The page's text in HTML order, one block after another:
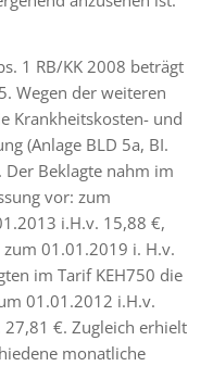
1 RB/KK 2008 beträgt
Wegen der weiteren
Krankheitskosten- und
(Anlage BLD 5a, BI.
Der Beklagte nahm im
vor: zum
i.H.v. 15,88 €,
01.01.2019 i. H.v.
im Tarif KEH750 die
01.01.2012 i.H.v.
€. Zugleich erhielt
monatliche